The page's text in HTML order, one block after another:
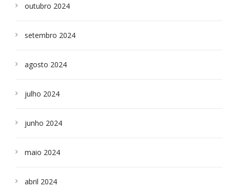
outubro 2024
setembro 2024
agosto 2024
julho 2024
junho 2024
maio 2024
abril 2024